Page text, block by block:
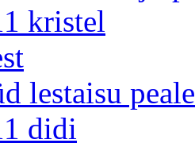
kristel
lestaisu
didi